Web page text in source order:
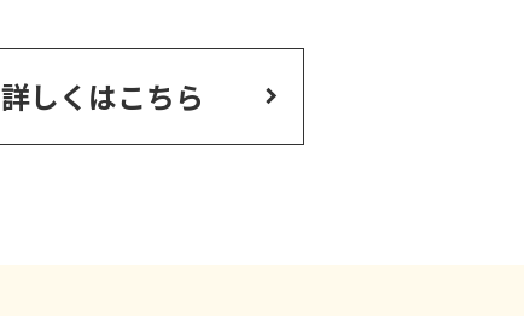
詳しくはこちら